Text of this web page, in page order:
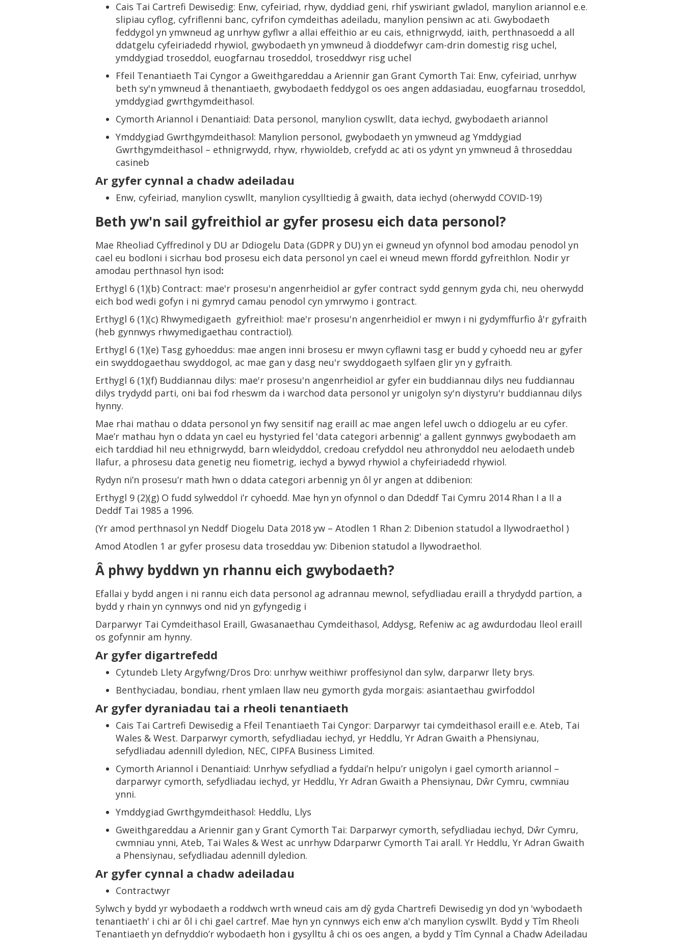
Cais Tai Cartrefi Dewisedig: Enw, cyfeiriad, rhyw, dyddiad geni, rhif yswiriant gwladol, manylion ariannol e.e.
slipiau cyflog, cyfriflenni banc, cyfrifon cymdeithas adeiladu, manylion pensiwn ac ati. Gwybodaeth
feddygol yn ymwneud ag unrhyw gyflwr a allai effeithio ar eu cais, ethnigrwydd, iaith, perthnasoedd a all
ddatgelu cyfeiriadedd rhywiol, gwybodaeth yn ymwneud â dioddefwyr cam-drin domestig risg uchel,
ymddygiad troseddol, euogfarnau troseddol, troseddwyr risg uchel
Ffeil Tenantiaeth Tai Cyngor a Gweithgareddau a Ariennir gan Grant Cymorth Tai: Enw, cyfeiriad, unrhyw
beth sy'n ymwneud â thenantiaeth, gwybodaeth feddygol os oes angen addasiadau, euogfarnau troseddol,
ymddygiad gwrthgymdeithasol.
Cymorth Ariannol i Denantiaid: Data personol, manylion cyswllt, data iechyd, gwybodaeth ariannol
Ymddygiad Gwrthgymdeithasol: Manylion personol, gwybodaeth yn ymwneud ag Ymddygiad
Gwrthgymdeithasol – ethnigrwydd, rhyw, rhywioldeb, crefydd ac ati os ydynt yn ymwneud â throseddau
casineb
Ar gyfer cynnal a chadw adeiladau
Enw, cyfeiriad, manylion cyswllt, manylion cysylltiedig â gwaith, data iechyd (oherwydd COVID-19)
Beth yw'n sail gyfreithiol ar gyfer prosesu eich data personol?
Mae Rheoliad Cyffredinol y DU ar Ddiogelu Data (GDPR y DU) yn ei gwneud yn ofynnol bod amodau penodol yn
cael eu bodloni i sicrhau bod prosesu eich data personol yn cael ei wneud mewn ffordd gyfreithlon. Nodir yr
amodau perthnasol hyn isod:
Erthygl 6 (1)(b) Contract: mae'r prosesu'n angenrheidiol ar gyfer contract sydd gennym gyda chi, neu oherwydd
eich bod wedi gofyn i ni gymryd camau penodol cyn ymrwymo i gontract.
Erthygl 6 (1)(c) Rhwymedigaeth gyfreithiol: mae'r prosesu'n angenrheidiol er mwyn i ni gydymffurfio â'r gyfraith
(heb gynnwys rhwymedigaethau contractiol).
Erthygl 6 (1)(e) Tasg gyhoeddus: mae angen inni brosesu er mwyn cyflawni tasg er budd y cyhoedd neu ar gyfer
ein swyddogaethau swyddogol, ac mae gan y dasg neu'r swyddogaeth sylfaen glir yn y gyfraith.
Erthygl 6 (1)(f) Buddiannau dilys: mae'r prosesu'n angenrheidiol ar gyfer ein buddiannau dilys neu fuddiannau
dilys trydydd parti, oni bai fod rheswm da i warchod data personol yr unigolyn sy'n diystyru'r buddiannau dilys
hynny.
Mae rhai mathau o ddata personol yn fwy sensitif nag eraill ac mae angen lefel uwch o ddiogelu ar eu cyfer.
Mae’r mathau hyn o ddata yn cael eu hystyried fel 'data categori arbennig' a gallent gynnwys gwybodaeth am
eich tarddiad hil neu ethnigrwydd, barn wleidyddol, credoau crefyddol neu athronyddol neu aelodaeth undeb
llafur, a phrosesu data genetig neu fiometrig, iechyd a bywyd rhywiol a chyfeiriadedd rhywiol.
Rydyn ni’n prosesu’r math hwn o ddata categori arbennig yn ôl yr angen at ddibenion:
Erthygl 9 (2)(g) O fudd sylweddol i’r cyhoedd. Mae hyn yn ofynnol o dan Ddeddf Tai Cymru 2014 Rhan I a II a
Deddf Tai 1985 a 1996.
(Yr amod perthnasol yn Neddf Diogelu Data 2018 yw – Atodlen 1 Rhan 2: Dibenion statudol a llywodraethol )
Amod Atodlen 1 ar gyfer prosesu data troseddau yw: Dibenion statudol a llywodraethol.
Â phwy byddwn yn rhannu eich gwybodaeth?
Efallai y bydd angen i ni rannu eich data personol ag adrannau mewnol, sefydliadau eraill a thrydydd partïon, a
bydd y rhain yn cynnwys ond nid yn gyfyngedig i
Darparwyr Tai Cymdeithasol Eraill, Gwasanaethau Cymdeithasol, Addysg, Refeniw ac ag awdurdodau lleol eraill
os gofynnir am hynny.
Ar gyfer digartrefedd
Cytundeb Llety Argyfwng/Dros Dro: unrhyw weithiwr proffesiynol dan sylw, darparwr llety brys.
Benthyciadau, bondiau, rhent ymlaen llaw neu gymorth gyda morgais: asiantaethau gwirfoddol
Ar gyfer dyraniadau tai a rheoli tenantiaeth
Cais Tai Cartrefi Dewisedig a Ffeil Tenantiaeth Tai Cyngor: Darparwyr tai cymdeithasol eraill e.e. Ateb, Tai
Wales & West. Darparwyr cymorth, sefydliadau iechyd, yr Heddlu, Yr Adran Gwaith a Phensiynau,
sefydliadau adennill dyledion, NEC, CIPFA Business Limited.
Cymorth Ariannol i Denantiaid: Unrhyw sefydliad a fyddai’n helpu’r unigolyn i gael cymorth ariannol –
darparwyr cymorth, sefydliadau iechyd, yr Heddlu, Yr Adran Gwaith a Phensiynau, Dŵr Cymru, cwmnïau
ynni.
Ymddygiad Gwrthgymdeithasol: Heddlu, Llys
Gweithgareddau a Ariennir gan y Grant Cymorth Tai: Darparwyr cymorth, sefydliadau iechyd, Dŵr Cymru,
cwmnïau ynni, Ateb, Tai Wales & West ac unrhyw Ddarparwr Cymorth Tai arall. Yr Heddlu, Yr Adran Gwaith
a Phensiynau, sefydliadau adennill dyledion.
Ar gyfer cynnal a chadw adeiladau
Contractwyr
Sylwch y bydd yr wybodaeth a roddwch wrth wneud cais am dŷ gyda Chartrefi Dewisedig yn dod yn 'wybodaeth
tenantiaeth' i chi ar ôl i chi gael cartref. Mae hyn yn cynnwys eich enw a'ch manylion cyswllt. Bydd y Tîm Rheoli
Tenantiaeth yn defnyddio’r wybodaeth hon i gysylltu â chi os oes angen, a bydd y Tîm Cynnal a Chadw Adeiladau